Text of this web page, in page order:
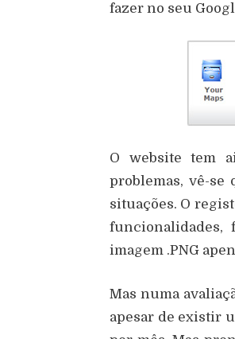
fazer no seu
O website tem
problemas, vê-se
situações. O
funcionalidades,
imagem .PNG
Mas numa
apesar de existir